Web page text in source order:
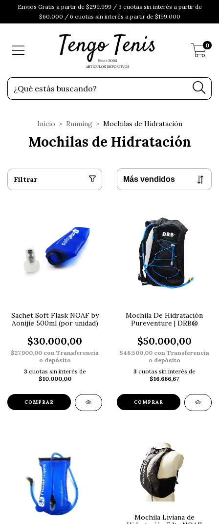
Envios Gratis a partir de $299.999 / 3 cuotas sin interés a partir de
$60.000 / 6 cuotas sin interés a partir de $199.000
0
Inicio > Running > Mochilas de Hidratación
Mochilas de Hidratación
Filtrar
Sachet Soft Flask NOAF by
Aonijie 500ml (por unidad)
$30.000,00
$27.900,00 con Transferencia
o depósito
3 cuotas sin interés de
$10.000,00
Mochila De Hidratación
Pureventure | DRB®
$50.000,00
$46.500,00 con Transferencia
o depósito
3 cuotas sin interés de
$16.666,67
Mochila Liviana de